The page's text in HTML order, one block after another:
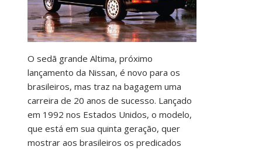
O sedã grande Altima, próximo
lançamento da Nissan, é novo para os
brasileiros, mas traz na bagagem uma
carreira de 20 anos de sucesso. Lançado
em 1992 nos Estados Unidos, o modelo,
que está em sua quinta geração, quer
mostrar aos brasileiros os predicados